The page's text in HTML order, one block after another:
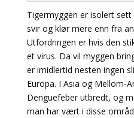
Tigermyggen er isolert
svir og klør mere enn fra
Utfordringen er hvis den
et virus. Da vil myggen
er imidlertid nesten ingen
Europa. I Asia og Mellom-
Denguefeber utbredt, og
man har vært i disse